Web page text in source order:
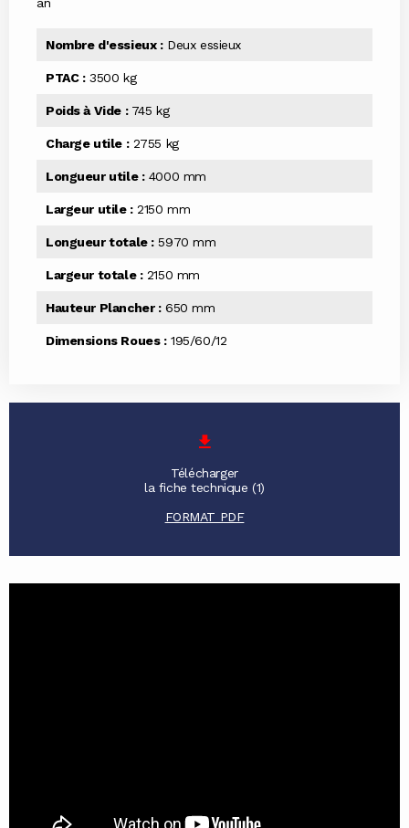
Nombre d'essieux :Deux essieux
PTAC :3500 kg
Poids à Vide :745 kg
Charge utile :2755 kg
Longueur utile :4000 mm
Largeur utile :2150 mm
Longueur totale :5970 mm
Largeur totale :2150 mm
Hauteur Plancher :650 mm
Dimensions Roues :195/60/12
Télécharger
la fiche technique (1)
FORMAT PDF